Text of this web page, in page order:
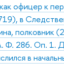
офицер к
в
полковник
Ф. 286. Оп. 1.
в